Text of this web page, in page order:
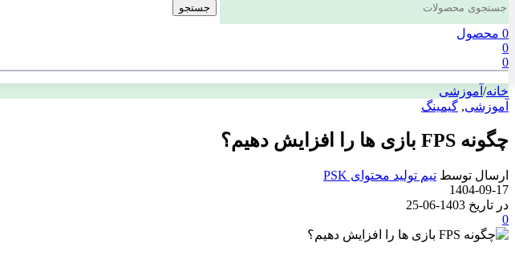
جستجو
0 محصول
0
0
خانه/ آموزشی
آموزشی, گیمینگ
چگونه FPS بازی ها را افزایش دهیم؟
ارسال توسط تیم تولید محتوای PSK
1404-09-17
در تاریخ 1403-06-25
0